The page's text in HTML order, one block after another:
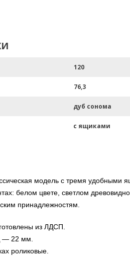
120
76,3
дуб сонома
с ящиками
модель с тремя удобными
белом цвете, светлом
принадлежностям.
из ЛДСП.
— 22 мм.
роликовые.